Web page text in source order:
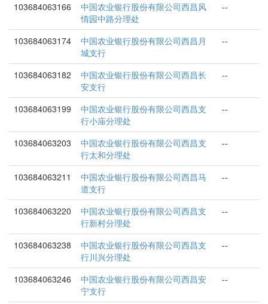
103684063166
中国农业银行股份有限公司西昌风
情园中路分理处
--
103684063174
中国农业银行股份有限公司西昌月
城支行
--
103684063182
中国农业银行股份有限公司西昌长
安支行
--
103684063199
中国农业银行股份有限公司西昌支
行小庙分理处
--
103684063203
中国农业银行股份有限公司西昌支
行太和分理处
--
103684063211
中国农业银行股份有限公司西昌马
道支行
--
103684063220
中国农业银行股份有限公司西昌支
行新村分理处
--
103684063238
中国农业银行股份有限公司西昌支
行川兴分理处
--
103684063246
中国农业银行股份有限公司西昌安
宁支行
--